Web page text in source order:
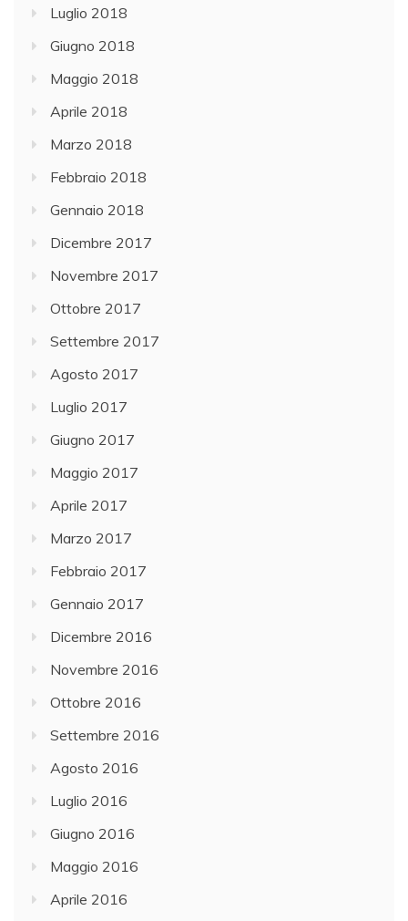
Luglio 2018
Giugno 2018
Maggio 2018
Aprile 2018
Marzo 2018
Febbraio 2018
Gennaio 2018
Dicembre 2017
Novembre 2017
Ottobre 2017
Settembre 2017
Agosto 2017
Luglio 2017
Giugno 2017
Maggio 2017
Aprile 2017
Marzo 2017
Febbraio 2017
Gennaio 2017
Dicembre 2016
Novembre 2016
Ottobre 2016
Settembre 2016
Agosto 2016
Luglio 2016
Giugno 2016
Maggio 2016
Aprile 2016